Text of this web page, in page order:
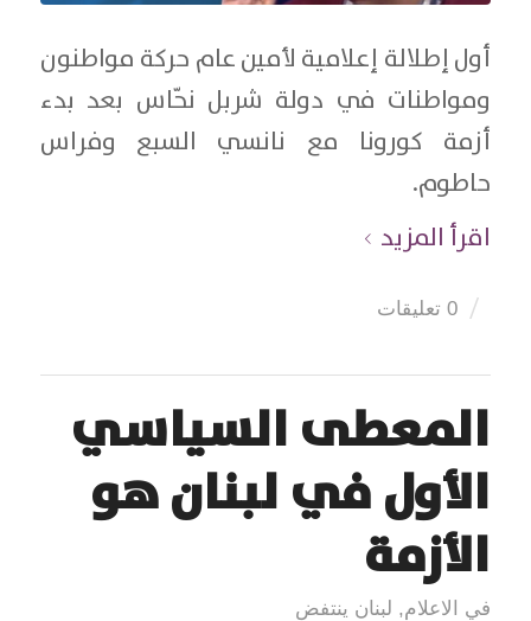
أول إطلالة إعلامية لأمين عام حركة مواطنون
ومواطنات في دولة شربل نحّاس بعد بدء
أزمة كورونا مع نانسي السبع وفراس
حاطوم.
اقرأ المزيد
/ 0 تعليقات
المعطى السياسي
الأول في لبنان هو
الأزمة
في الاعلام, لبنان ينتفض